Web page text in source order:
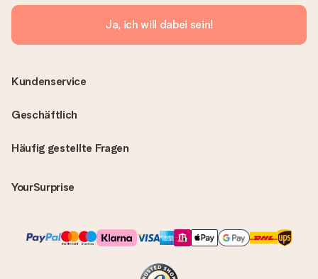
Ja, ich will dabei sein!
Häufig gestellte Fragen
YourSurprise
Kundenservice
Geschäftlich